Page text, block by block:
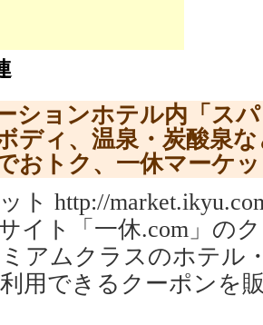
ションホテル内「ス
ディ、温泉・炭酸泉
おトク、一休マーケ
ト http://
イト「一休.com」の
アムクラスのホテル
用できるクーポンを